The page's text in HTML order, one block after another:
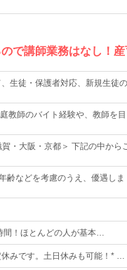
で講師業務はなし！
生徒・保護者対応、新規生徒の
教師のバイト経験や、教師を目
・大阪・京都＞ 下記の中から
などを考慮のうえ、優遇しま
間！ほとんどの人が基本…
みです。土日休みも可能！* …